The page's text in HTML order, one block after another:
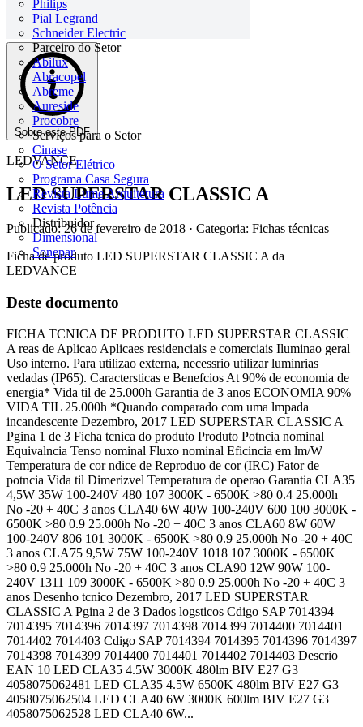
Philips
Pial Legrand
Schneider Electric
Parceiro do Setor
Abilux
Abracopel
Abreme
Aureside
Procobre
Serviços para o Setor
Cinase
O Setor Elétrico
Programa Casa Segura
Revista Lume Arquitetura
Revista Potência
Distribuidor
Dimensional
Sonepar
Sobre este PDF
LEDVANCE
LED SUPERSTAR CLASSIC A
Publicado: 26 de fevereiro de 2018 · Categoria: Fichas técnicas
Ficha de produto LED SUPERSTAR CLASSIC A da
LEDVANCE
Deste documento
FICHA TCNICA DE PRODUTO LED SUPERSTAR CLASSIC
A reas de Aplicao Aplicaes residenciais e comerciais Iluminao geral
Uso interno. Para utilizao externa, necessrio utilizar luminrias
vedadas (IP65). Caractersticas e Benefcios At 90% de economia de
energia* Vida til de 25.000h Garantia de 3 anos ECONOMIA 90%
VIDA TIL 25.000h *Quando comparado com uma lmpada
incandescente Dezembro, 2017 LED SUPERSTAR CLASSIC A
Pgina 1 de 3 Ficha tcnica do produto Produto Potncia nominal
Equivalncia Tenso nominal Fluxo nominal Eficincia em lm/W
Temperatura de cor ndice de Reproduo de cor (IRC) Fator de
potncia Vida til Dimerizvel Temperatura de operao Garantia CLA35
4,5W 35W 100-240V 480 107 3000K - 6500K >80 0.4 25.000h
No -20 + 40C 3 anos CLA40 6W 40W 100-240V 600 100 3000K -
6500K >80 0.9 25.000h No -20 + 40C 3 anos CLA60 8W 60W
100-240V 806 101 3000K - 6500K >80 0.9 25.000h No -20 + 40C
3 anos CLA75 9,5W 75W 100-240V 1018 107 3000K - 6500K
>80 0.9 25.000h No -20 + 40C 3 anos CLA90 12W 90W 100-
240V 1311 109 3000K - 6500K >80 0.9 25.000h No -20 + 40C 3
anos Desenho tcnico Dezembro, 2017 LED SUPERSTAR
CLASSIC A Pgina 2 de 3 Dados logsticos Cdigo SAP 7014394
7014395 7014396 7014397 7014398 7014399 7014400 7014401
7014402 7014403 Cdigo SAP 7014394 7014395 7014396 7014397
7014398 7014399 7014400 7014401 7014402 7014403 Descrio
EAN 10 LED CLA35 4.5W 3000K 480lm BIV E27 G3
4058075062481 LED CLA35 4.5W 6500K 480lm BIV E27 G3
4058075062504 LED CLA40 6W 3000K 600lm BIV E27 G3
4058075062528 LED CLA40 6W...